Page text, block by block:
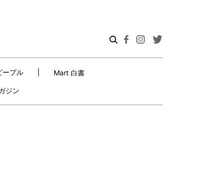
ープル Mart 白書
ジン